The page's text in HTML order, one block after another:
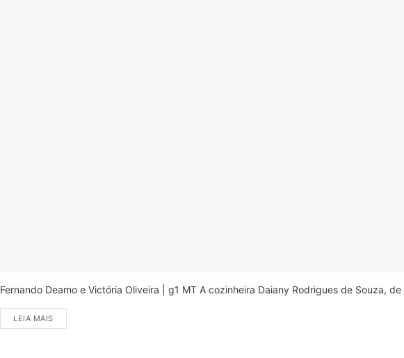
Fernando Deamo e Victória Oliveira | g1 MT A cozinheira Daiany Rodrigues de Souza,
LEIA MAIS